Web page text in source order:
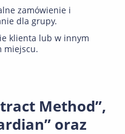
zamówienie i
dla grupy.
klienta lub w innym
miejscu.
Method”,
oraz